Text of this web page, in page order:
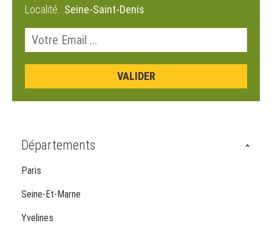
Localité : Seine-Saint-Denis
Départements
Paris
Seine-Et-Marne
Yvelines